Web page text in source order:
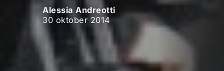
Alessia Andreotti
30 oktober 2014